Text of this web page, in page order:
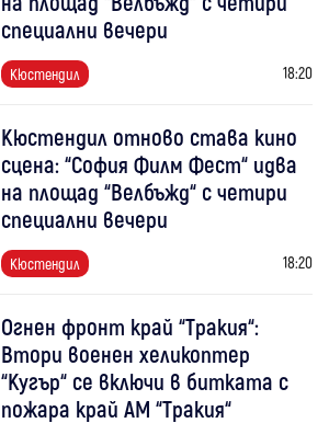
специални вечери
Кюстендил 18:20
Кюстендил отново става кино
сцена: “София Филм Фест“ идва
на площад “Велбъжд“ с четири
специални вечери
Кюстендил 18:20
Огнен фронт край “Тракия“:
Втори военен хеликоптер
“Кугър“ се включи в битката с
пожара край АМ “Тракия“